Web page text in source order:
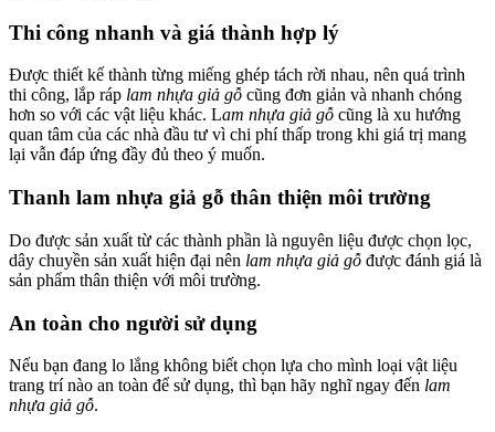
Thi công nhanh và giá thành hợp lý
Được thiết kế thành từng miếng ghép tách rời nhau, nên quá trình
thi công, lắp ráp lam nhựa giả gỗ cũng đơn giản và nhanh chóng
hơn so với các vật liệu khác. Lam nhựa giả gỗ cũng là xu hướng
quan tâm của các nhà đầu tư vì chi phí thấp trong khi giá trị mang
lại vẫn đáp ứng đầy đủ theo ý muốn.
Thanh lam nhựa giả gỗ thân thiện môi trường
Do được sản xuất từ các thành phần là nguyên liệu được chọn lọc,
dây chuyền sản xuất hiện đại nên lam nhựa giả gỗ được đánh giá là
sản phẩm thân thiện với môi trường.
An toàn cho người sử dụng
Nếu bạn đang lo lắng không biết chọn lựa cho mình loại vật liệu
trang trí nào an toàn để sử dụng, thì bạn hãy nghĩ ngay đến lam
nhựa giả gỗ.